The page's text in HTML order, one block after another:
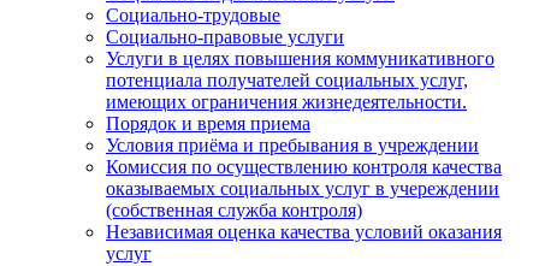
Социально-трудовые
Социально-правовые услуги
Услуги в целях повышения коммуникативного
потенциала получателей социальных услуг,
имеющих ограничения жизнедеятельности.
Порядок и время приема
Условия приёма и пребывания в учреждении
Комиссия по осуществлению контроля качества
оказываемых социальных услуг в учереждении
(собственная служба контроля)
Независимая оценка качества условий оказания
услуг